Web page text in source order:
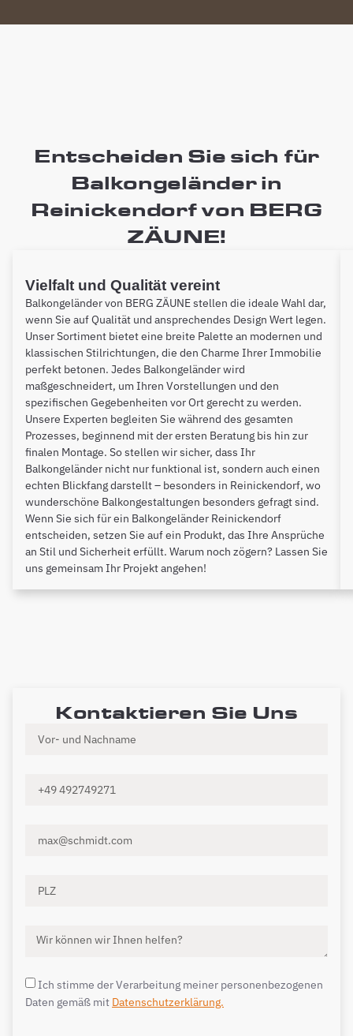
Entscheiden Sie sich für
Balkongeländer in
Reinickendorf von BERG
ZÄUNE!
Vielfalt und Qualität vereint
Balkongeländer von BERG ZÄUNE stellen die ideale Wahl dar,
wenn Sie auf Qualität und ansprechendes Design Wert legen.
Unser Sortiment bietet eine breite Palette an modernen und
klassischen Stilrichtungen, die den Charme Ihrer Immobilie
perfekt betonen. Jedes Balkongeländer wird
maßgeschneidert, um Ihren Vorstellungen und den
spezifischen Gegebenheiten vor Ort gerecht zu werden.
Unsere Experten begleiten Sie während des gesamten
Prozesses, beginnend mit der ersten Beratung bis hin zur
finalen Montage. So stellen wir sicher, dass Ihr
Balkongeländer nicht nur funktional ist, sondern auch einen
echten Blickfang darstellt – besonders in Reinickendorf, wo
wunderschöne Balkongestaltungen besonders gefragt sind.
Wenn Sie sich für ein Balkongeländer Reinickendorf
entscheiden, setzen Sie auf ein Produkt, das Ihre Ansprüche
an Stil und Sicherheit erfüllt. Warum noch zögern? Lassen Sie
uns gemeinsam Ihr Projekt angehen!
Kontaktieren Sie Uns
Ich stimme der Verarbeitung meiner personenbezogenen
Daten gemäß mit Datenschutzerklärung.